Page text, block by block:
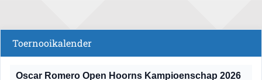
Toernooikalender
Oscar Romero Open Hoorns Kampioenschap 2026